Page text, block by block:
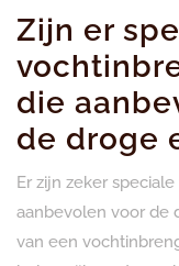
Zijn er
die
de droge
Er zijn zeker
aanbevolen voor de
van een